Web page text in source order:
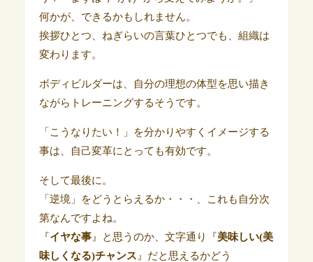
何かが、できるかもしれません。
挨拶ひとつ、ねぎらいの言葉ひとつでも、組織は
変わります。
ボディビルダーは、自分の理想の体型を思い描き
ながらトレーニングするそうです。
「こうなりたい！」を分かりやすくイメージする
事は、自己変革にとっても有効です。
そして最後に。
「逆境」をどうとらえるか・・・、これも自分次
第なんですよね。
『イヤな事』と思うのか、文字通り『美味しい(美
味しくなる)チャンス 』だと思えるかどう